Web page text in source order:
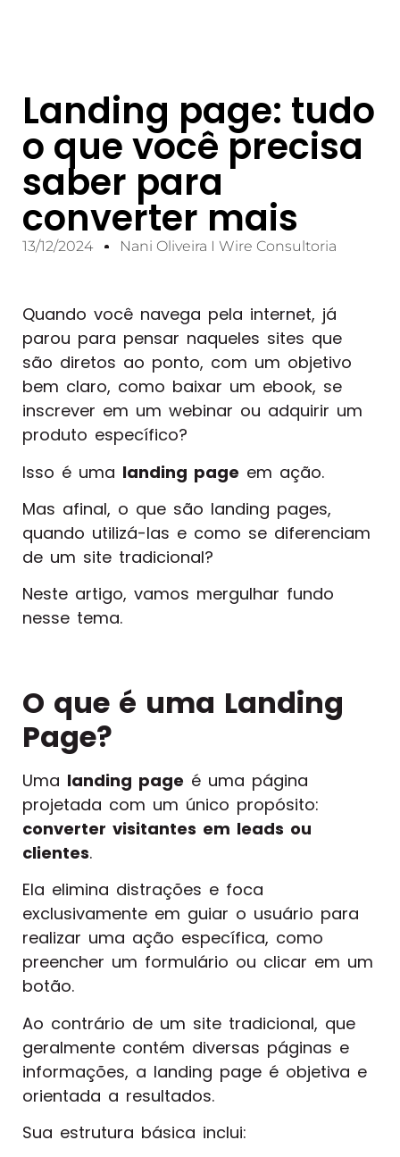
Landing page: tudo
o que você precisa
saber para
converter mais
13/12/2024 Nani Oliveira I Wire Consultoria
Quando você navega pela internet, já
parou para pensar naqueles sites que
são diretos ao ponto, com um objetivo
bem claro, como baixar um ebook, se
inscrever em um webinar ou adquirir um
produto específico?
Isso é uma landing page em ação.
Mas afinal, o que são landing pages,
quando utilizá-las e como se diferenciam
de um site tradicional?
Neste artigo, vamos mergulhar fundo
nesse tema.
O que é uma Landing
Page?
Uma landing page é uma página
projetada com um único propósito:
converter visitantes em leads ou
clientes.
Ela elimina distrações e foca
exclusivamente em guiar o usuário para
realizar uma ação específica, como
preencher um formulário ou clicar em um
botão.
Ao contrário de um site tradicional, que
geralmente contém diversas páginas e
informações, a landing page é objetiva e
orientada a resultados.
Sua estrutura básica inclui: